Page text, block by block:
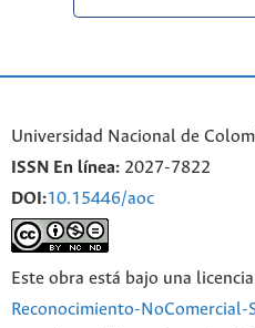
Universidad Nacional de
ISSN En línea: 2027-7822
DOI:10.15446/aoc
Este obra está bajo una
Reconocimiento-